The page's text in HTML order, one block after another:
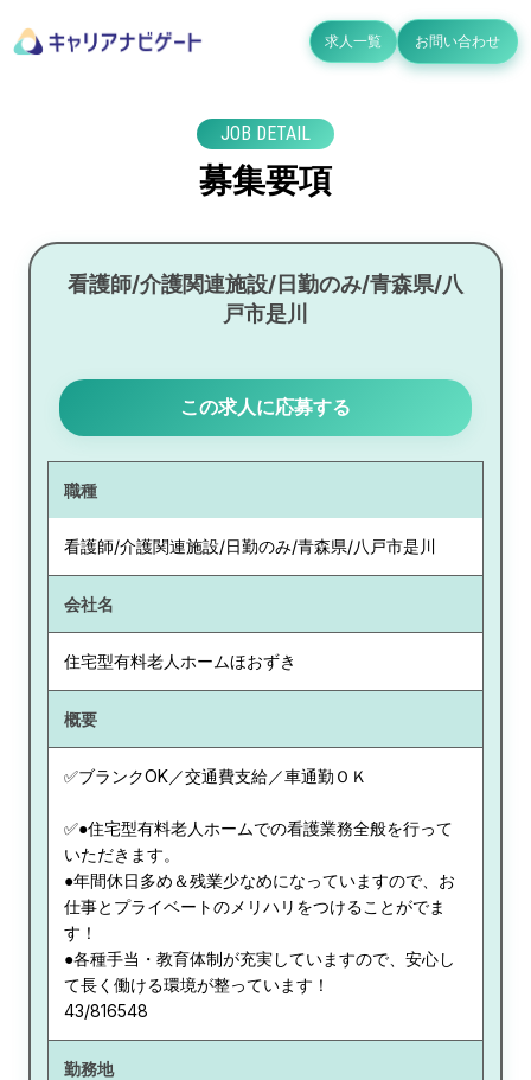
求人一覧 お問い合わせ
JOB DETAIL
募集要項
看護師/介護関連施設/日勤のみ/青森県/八
戸市是川
この求人に応募する
職種
看護師/介護関連施設/日勤のみ/青森県/八戸市是川
会社名
住宅型有料老人ホームほおずき
概要
✅ブランクOK／交通費支給／車通勤ＯＫ
✅●住宅型有料老人ホームでの看護業務全般を行って
いただきます。
●年間休日多め＆残業少なめになっていますので、お
仕事とプライベートのメリハリをつけることがでま
す！
●各種手当・教育体制が充実していますので、安心し
て長く働ける環境が整っています！
43/816548
勤務地